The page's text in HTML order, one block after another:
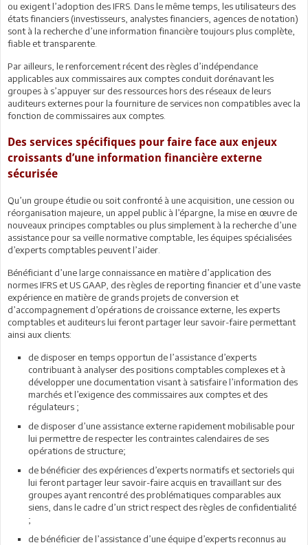
ou exigent l’adoption des IFRS. Dans le même temps, les utilisateurs des
états financiers (investisseurs, analystes financiers, agences de notation)
sont à la recherche d’une information financière toujours plus complète,
fiable et transparente.
Par ailleurs, le renforcement récent des règles d’indépendance
applicables aux commissaires aux comptes conduit dorénavant les
groupes à s’appuyer sur des ressources hors des réseaux de leurs
auditeurs externes pour la fourniture de services non compatibles avec la
fonction de commissaires aux comptes.
Des services spécifiques pour faire face aux enjeux
croissants d’une information financière externe
sécurisée
Qu’un groupe étudie ou soit confronté à une acquisition, une cession ou
réorganisation majeure, un appel public à l’épargne, la mise en œuvre de
nouveaux principes comptables ou plus simplement à la recherche d’une
assistance pour sa veille normative comptable, les équipes spécialisées
d’experts comptables peuvent l’aider.
Bénéficiant d’une large connaissance en matière d’application des
normes IFRS et US GAAP, des règles de reporting financier et d’une vaste
expérience en matière de grands projets de conversion et
d’accompagnement d’opérations de croissance externe, les experts
comptables et auditeurs lui feront partager leur savoir-faire permettant
ainsi aux clients:
de disposer en temps opportun de l’assistance d’experts
contribuant à analyser des positions comptables complexes et à
développer une documentation visant à satisfaire l’information des
marchés et l’exigence des commissaires aux comptes et des
régulateurs ;
de disposer d’une assistance externe rapidement mobilisable pour
lui permettre de respecter les contraintes calendaires de ses
opérations de structure;
de bénéficier des expériences d’experts normatifs et sectoriels qui
lui feront partager leur savoir-faire acquis en travaillant sur des
groupes ayant rencontré des problématiques comparables aux
siens, dans le cadre d’un strict respect des règles de confidentialité
;
de bénéficier de l’assistance d’une équipe d’experts reconnus au